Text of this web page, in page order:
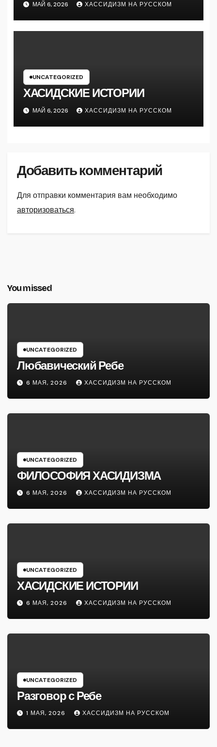
МАЙ 6, 2026 ХАССИДИЗМ НА РУССКОМ
UNCATEGORIZED
ХАСИДСКИЕ ИСТОРИИ
МАЙ 6, 2026 ХАССИДИЗМ НА РУССКОМ
Добавить комментарий
Для отправки комментария вам необходимо
авторизоваться.
You missed
UNCATEGORIZED
Любавический Ребе
6 МАЯ, 2026 ХАССИДИЗМ НА РУССКОМ
UNCATEGORIZED
ФИЛОСОФИЯ ХАСИДИЗМА
6 МАЯ, 2026 ХАССИДИЗМ НА РУССКОМ
UNCATEGORIZED
ХАСИДСКИЕ ИСТОРИИ
6 МАЯ, 2026 ХАССИДИЗМ НА РУССКОМ
UNCATEGORIZED
Разговор с Ребе
1 МАЯ, 2026 ХАССИДИЗМ НА РУССКОМ